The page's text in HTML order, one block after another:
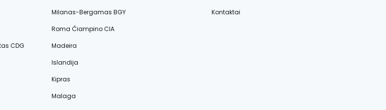
Milanas-Bergamas BGY
Roma Čiampino CIA
CDG
Madeira
Islandija
Kipras
Malaga
Kontaktai